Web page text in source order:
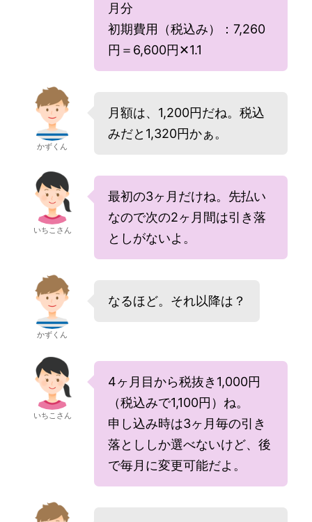
月分
初期費用（税込み）：7,260
円＝6,600円✕1.1
かずくん
月額は、1,200円だね。税込
みだと1,320円かぁ。
いちこさん
最初の3ヶ月だけね。先払い
なので次の2ヶ月間は引き落
としがないよ。
かずくん
なるほど。それ以降は？
いちこさん
4ヶ月目から税抜き1,000円
（税込みで1,100円）ね。
申し込み時は3ヶ月毎の引き
落とししか選べないけど、後
で毎月に変更可能だよ。